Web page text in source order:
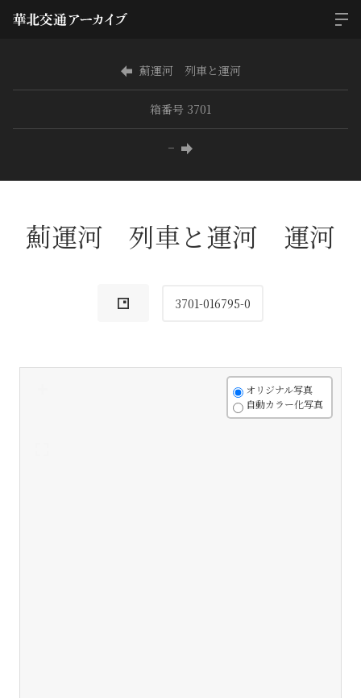
薊運河 列車と運河
箱番号 3701
−
薊運河 列車と運河 運河
3701-016795-0
オリジナル写真
自動カラー化写真